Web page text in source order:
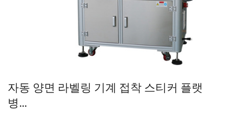
자동 양면 라벨링 기계 접착 스티커 플랫
병…